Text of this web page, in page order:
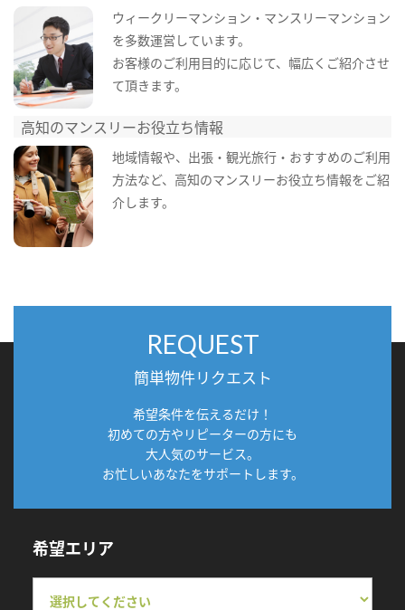
ウィークリーマンション・マンスリーマンション
を多数運営しています。
お客様のご利用目的に応じて、幅広くご紹介させ
て頂きます。
高知のマンスリーお役立ち情報
地域情報や、出張・観光旅行・おすすめのご利用
方法など、高知のマンスリーお役立ち情報をご紹
介します。
REQUEST
簡単物件リクエスト
希望条件を伝えるだけ！
初めての方やリピーターの方にも
大人気のサービス。
お忙しいあなたをサポートします。
希望エリア